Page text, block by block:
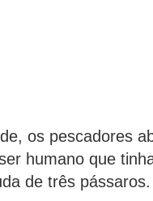
os pescadores
humano que
de três pássaros.